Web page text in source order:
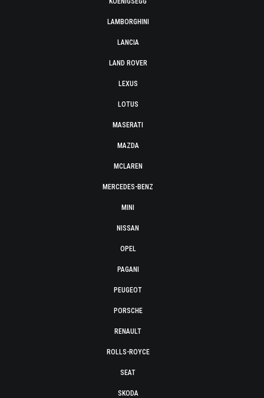
LAMBORGHINI
LANCIA
LAND ROVER
LEXUS
LOTUS
MASERATI
MAZDA
MCLAREN
MERCEDES-BENZ
MINI
NISSAN
OPEL
PAGANI
PEUGEOT
PORSCHE
RENAULT
ROLLS-ROYCE
SEAT
SKODA